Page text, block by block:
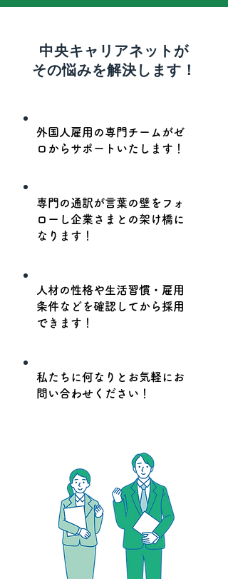
中央キャリアネットが
​その悩みを解決します！
外国人雇用の専門チームがゼ
ロからサポートいたします！
専門の通訳が言葉の壁をフォ
ローし企業さまとの架け橋に
なります！
人材の性格や生活習慣・雇用
条件などを確認してから採用
できます！
私たちに何なりとお気軽にお
問い合わせください！